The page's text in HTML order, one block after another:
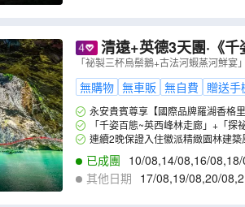
清遠+英德3天團·《
境》《融創樂園+融創國
「祕製三杯烏鬃鵝+古法河蝦蒸河鮮
無購物 無車販 無自費 贈送手
永安貴賓尊享【國際品牌羅湖香格
「千姿百態~英西峰林走廊」+「
連續2晚保證入住徽派精緻園林建
已成團 10/08,14/08,16/08,
其他日期 17/08,19/08,20/08,